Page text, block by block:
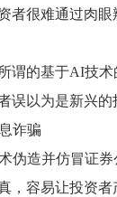
者很难通过肉
谓的基于AI技
误以为是新兴
诈骗
伪造并仿冒证
，容易让投资者